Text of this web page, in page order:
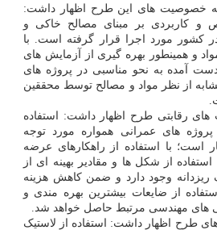
خصوصیت های این طرح اظهار داشت:
کاربردی بر مبنای مصالح خاکی و
کشور مورد اجرا قرار گرفته است. با
و همینطور بهره گیری از آزمایش های
آمده به نحو مناسبی در پروژه های
از نظر مواد و مصالح توسط محققین
رقابتی طرح اظهار داشت: استفاده
های عمرانی همواره مورد توجه
است؛ با استفاده از راهکارهای عرضه
از شکل ها و مقادیر بهینه ای از
ریزدانه وجود دارد و ضمن کاهش هزینه
از ضایعات بیشترین بهره مندی و
های مهندسی مرتبط حاصل خواهد شد.
طرح اظهار داشت: استفاده از لاستیک